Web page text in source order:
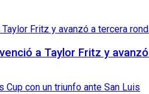
a Taylor Fritz y